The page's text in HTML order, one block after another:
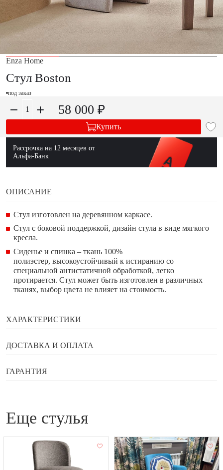
Enza Home
Стул Boston
под заказ
58 000 ₽
Купить
Рассрочка на 12 месяцев от
Альфа-Банк
ОПИСАНИЕ
Стул изготовлен на деревянном каркасе.
Стул с боковой поддержкой, дизайн стула в виде мягкого
кресла.
Сиденье и спинка – ткань 100%
полиэстер, высокоустойчивый к истиранию со
специальной антистатичной обработкой, легко
протирается. Стул может быть изготовлен в различных
тканях, выбор цвета не влияет на стоимость.
ХАРАКТЕРИСТИКИ
Бренд
Сортировка (ручная)
Каркас
Турция
ДОСТАВКА И ОПЛАТА
Способы оплаты
Наличными в галереи мебели Status
Оплата по QR коду
Купить в рассрочку или кредит
Яндекс Сплит и улучшенный Сплит
Рассрочка на 12 месяцев от Альфа-Банк
ГАРАНТИЯ
Гарантийный документ — договор, который выдаётся
покупателю вместе с товаром.
Гарантийное обслуживание бытовой техники
производится производителем или уполномоченным
сервисным центром.
еще стулья